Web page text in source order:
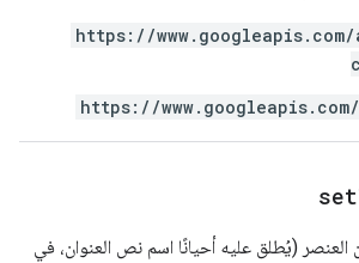
https://
https://
(يُطلق عليه أحيانًا اسم نص العنوان، في